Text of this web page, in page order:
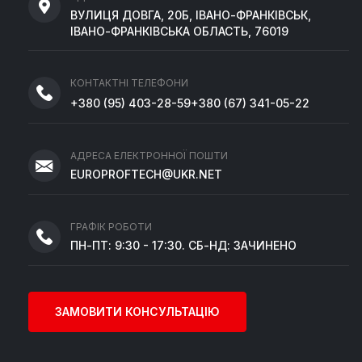
ВУЛИЦЯ ДОВГА, 20Б, ІВАНО-ФРАНКІВСЬК,
ІВАНО-ФРАНКІВСЬКА ОБЛАСТЬ, 76019
КОНТАКТНІ ТЕЛЕФОНИ
+380 (95) 403-28-59+380 (67) 341-05-22
АДРЕСА ЕЛЕКТРОННОЇ ПОШТИ
EUROPROFTECH@UKR.NET
ГРАФІК РОБОТИ
ПН-ПТ: 9:30 - 17:30. СБ-НД: ЗАЧИНЕНО
ЗАМОВИТИ КОНСУЛЬТАЦІЮ